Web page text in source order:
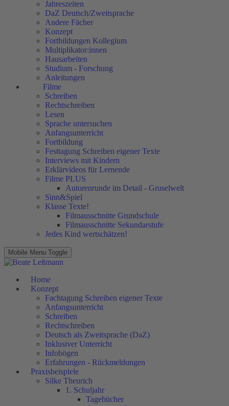
Jahreszeiten
DaZ Deutsch/Zweitsprache
Andere Fächer
Konzept
Fortbildungen Kollegium
Multiplikator:innen
Hausarbeiten
Studium - Forschung
Anleitungen
Filme
Schreiben
Rechtschreiben
Lesen
Sprache untersuchen
Anfangsunterricht
Fortbildung
Festtagung Schreiben eigener Texte
Interviews mit Kindern
Erklärvideos für Lernende
Filme PLUS
Autorenrunde im Detail - Gruselwelt
Sinn&Spiel
Klasse Texte!
Filmausschnitte Grundschule
Filmausschnitte Sekundarstufe
Jedes Kind wertschätzen!
Mobile Menu Toggle
Home
Konzept
Fachtagung Schreiben eigener Texte
Anfangsunterricht
Schreiben
Rechtschreiben
Deutsch als Zweitsprache (DaZ)
Inklusiver Unterricht
Infobögen
Erfahrungen - Rückmeldungen
Praxisbeispiele
Silke Theurich
1. Schuljahr
Tagebücher